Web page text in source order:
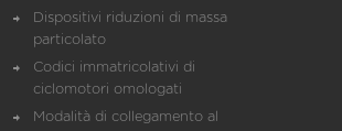
Dispositivi riduzioni di massa
particolato
Codici immatricolativi di
ciclomotori omologati
Modalità di collegamento al